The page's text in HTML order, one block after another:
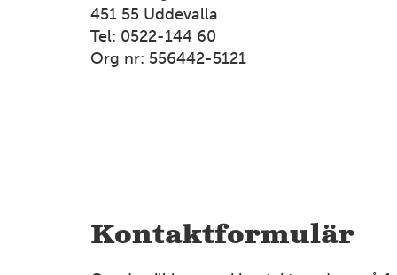
451 55 Uddevalla
Tel: 0522-144 60
Org nr: 556442-5121
Kontaktformulär